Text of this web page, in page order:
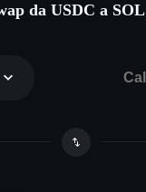
da USDC a SOL